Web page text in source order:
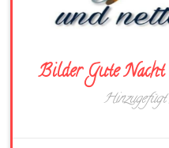
Bilder Gute Nacht